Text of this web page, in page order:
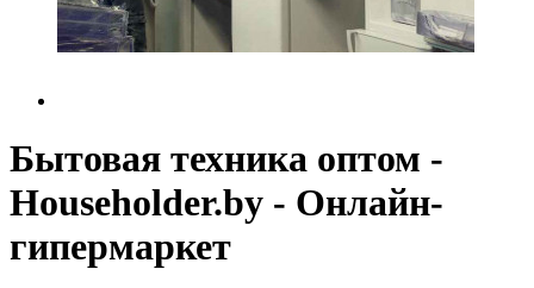
Бытовая техника оптом -
Householder.by - Онлайн-
гипермаркет